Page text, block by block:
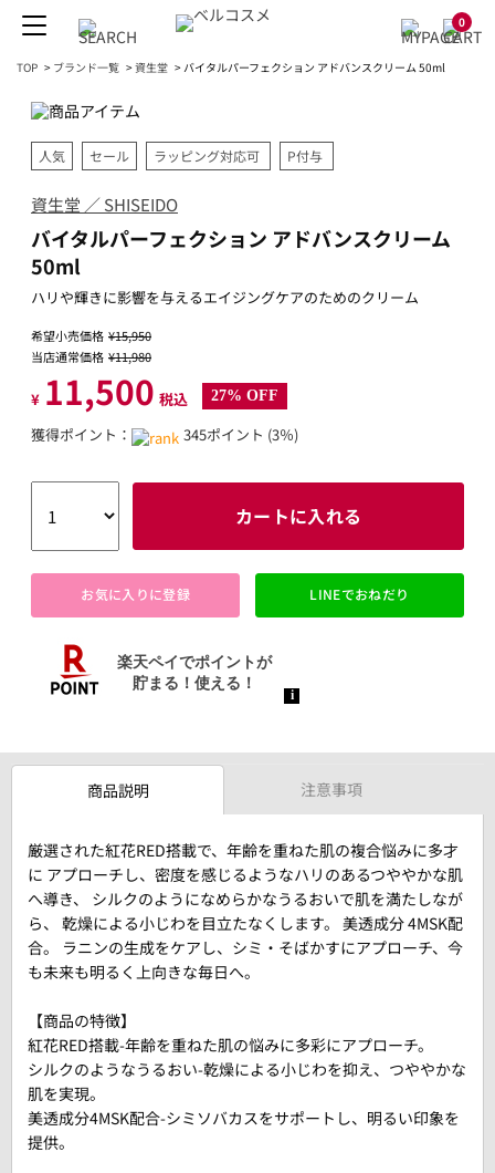
0
TOP > ブランド一覧 >資生堂 >バイタルパーフェクション アドバンスクリーム 50ml
人気 セール ラッピング対応可 P付与
資生堂 ／ SHISEIDO
バイタルパーフェクション アドバンスクリーム
50ml
ハリや輝きに影響を与えるエイジングケアのためのクリーム
希望小売価格 ¥15,950
当店通常価格 ¥11,980
¥ 11,500 税込 27% OFF
獲得ポイント： 345ポイント (3％)
カートに入れる
お気に入りに登録 LINEでおねだり
商品説明 注意事項
厳選された紅花RED搭載で、年齢を重ねた肌の複合悩みに多才
に アプローチし、密度を感じるようなハリのあるつややかな肌
へ導き、 シルクのようになめらかなうるおいで肌を満たしなが
ら、 乾燥による小じわを目立たなくします。 美透成分 4MSK配
合。 ラニンの生成をケアし、シミ・そばかすにアプローチ、今
も未来も明るく上向きな毎日へ。
【商品の特徴】
紅花RED搭載-年齢を重ねた肌の悩みに多彩にアプローチ。
シルクのようなうるおい-乾燥による小じわを抑え、つややかな
肌を実現。
美透成分4MSK配合-シミソバカスをサポートし、明るい印象を
提供。